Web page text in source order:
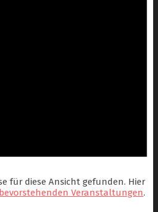
für diese Ansicht gefunden. Hier
Veranstaltungen.